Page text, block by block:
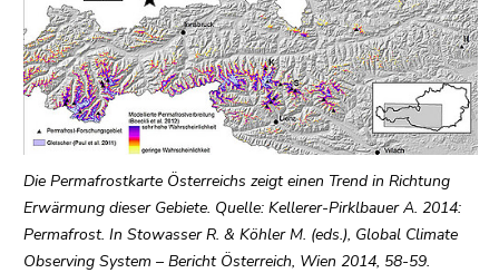
to
page
settings
(user/language)
(Accesskey
8)
Go
to
search
(Accesskey
Die Permafrostkarte Österreichs zeigt einen Trend in Richtung
Erwärmung dieser Gebiete. Quelle: Kellerer-Pirklbauer A. 2014:
Permafrost. In Stowasser R. & Köhler M. (eds.), Global Climate
Observing System – Bericht Österreich, Wien 2014, 58-59.